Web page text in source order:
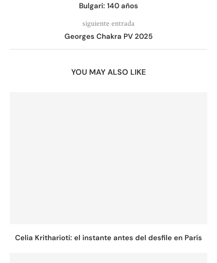
Bulgari: 140 años
siguiente entrada
Georges Chakra PV 2025
YOU MAY ALSO LIKE
Celia Kritharioti: el instante antes del desfile en París